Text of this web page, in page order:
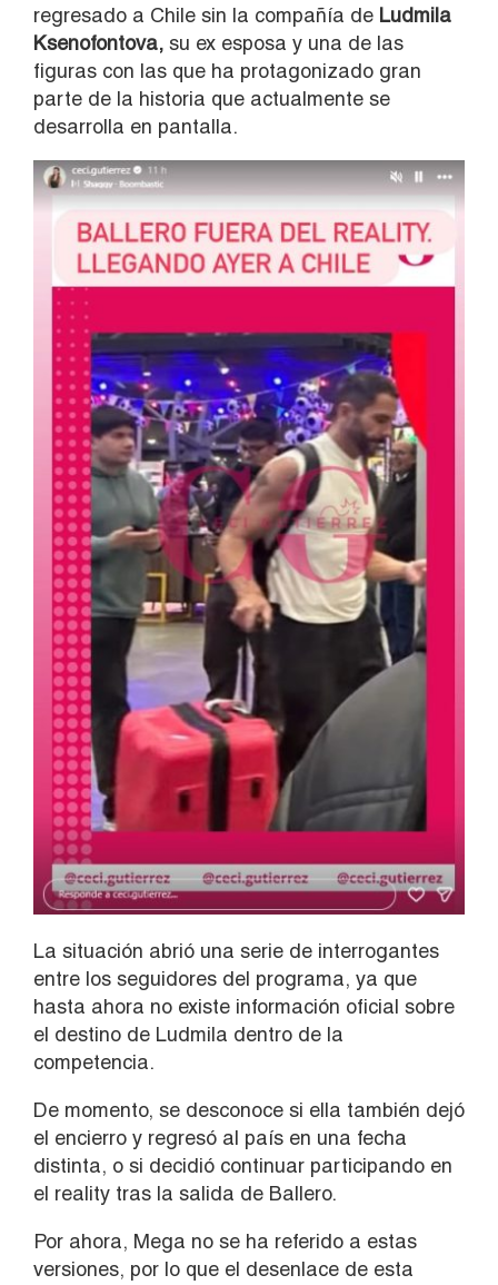
regresado a Chile sin la compañía de Ludmila
Ksenofontova, su ex esposa y una de las
figuras con las que ha protagonizado gran
parte de la historia que actualmente se
desarrolla en pantalla.
La situación abrió una serie de interrogantes
entre los seguidores del programa, ya que
hasta ahora no existe información oficial sobre
el destino de Ludmila dentro de la
competencia.
De momento, se desconoce si ella también dejó
el encierro y regresó al país en una fecha
distinta, o si decidió continuar participando en
el reality tras la salida de Ballero.
Por ahora, Mega no se ha referido a estas
versiones, por lo que el desenlace de esta